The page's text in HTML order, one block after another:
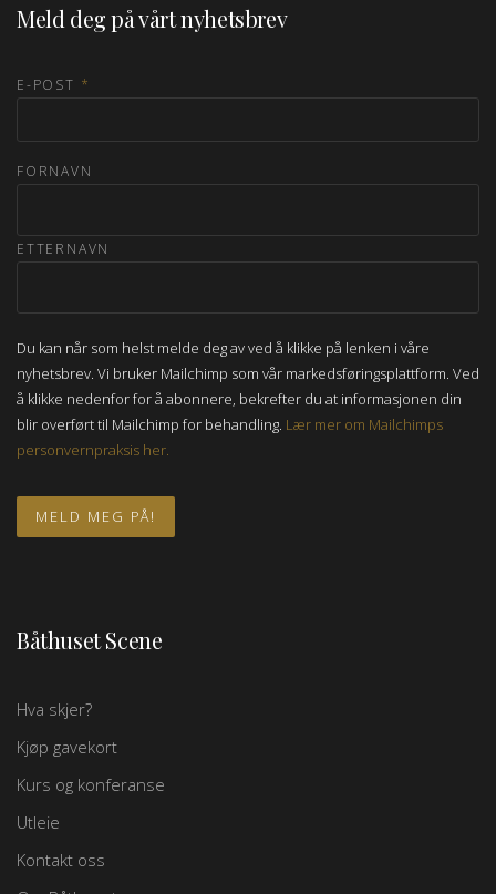
Meld deg på vårt nyhetsbrev
E-POST *
FORNAVN
ETTERNAVN
Du kan når som helst melde deg av ved å klikke på lenken i våre
nyhetsbrev. Vi bruker Mailchimp som vår markedsføringsplattform. Ved
å klikke nedenfor for å abonnere, bekrefter du at informasjonen din
blir overført til Mailchimp for behandling. Lær mer om Mailchimps
personvernpraksis her.
Båthuset Scene
Hva skjer?
Kjøp gavekort
Kurs og konferanse
Utleie
Kontakt oss